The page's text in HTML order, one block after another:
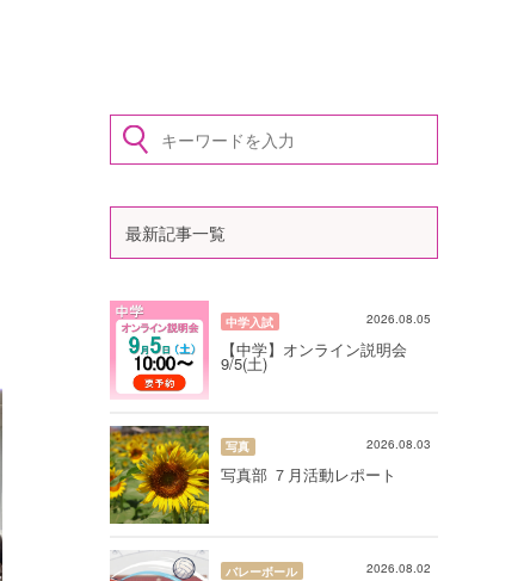
最新記事一覧
中学入試 2026.08.05
【中学】オンライン説明会
9/5(土)
写真 2026.08.03
写真部 ７月活動レポート
バレーボール 2026.08.02